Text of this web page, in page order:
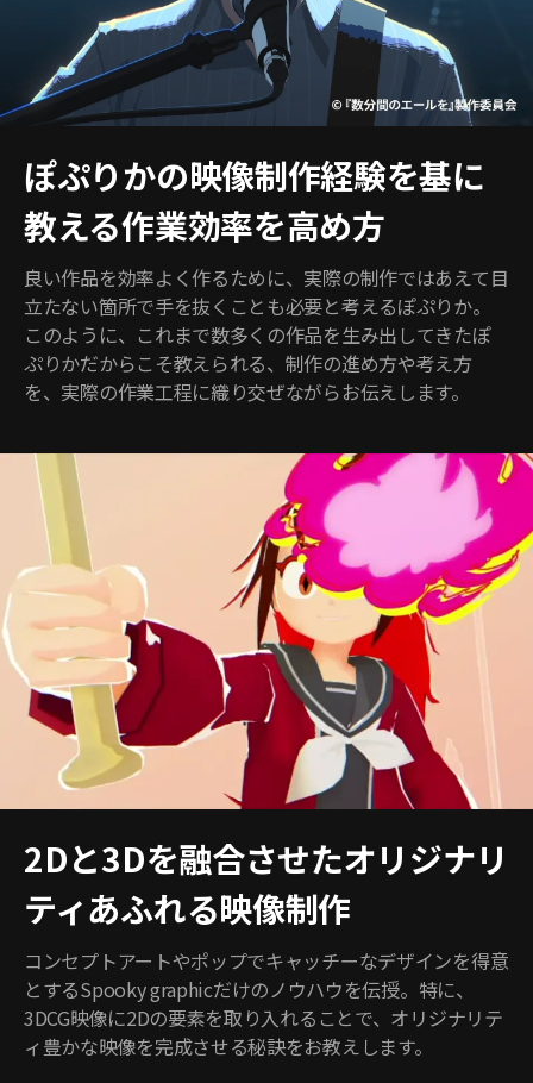
ぽぷりかの映像制作経験を基に
教える作業効率を高め方
良い作品を効率よく作るために、実際の制作ではあえて目
立たない箇所で手を抜くことも必要と考えるぽぷりか。
このように、これまで数多くの作品を生み出してきたぽ
ぷりかだからこそ教えられる、制作の進め方や考え方
を、実際の作業工程に織り交ぜながらお伝えします。
2Dと3Dを融合させたオリジナリ
ティあふれる映像制作
コンセプトアートやポップでキャッチーなデザインを得意
とするSpooky graphicだけのノウハウを伝授。特に、
3DCG映像に2Dの要素を取り入れることで、オリジナリテ
ィ豊かな映像を完成させる秘訣をお教えします。